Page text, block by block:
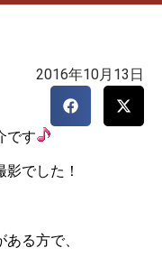
2016年10月13日
です
でした！
る方で、